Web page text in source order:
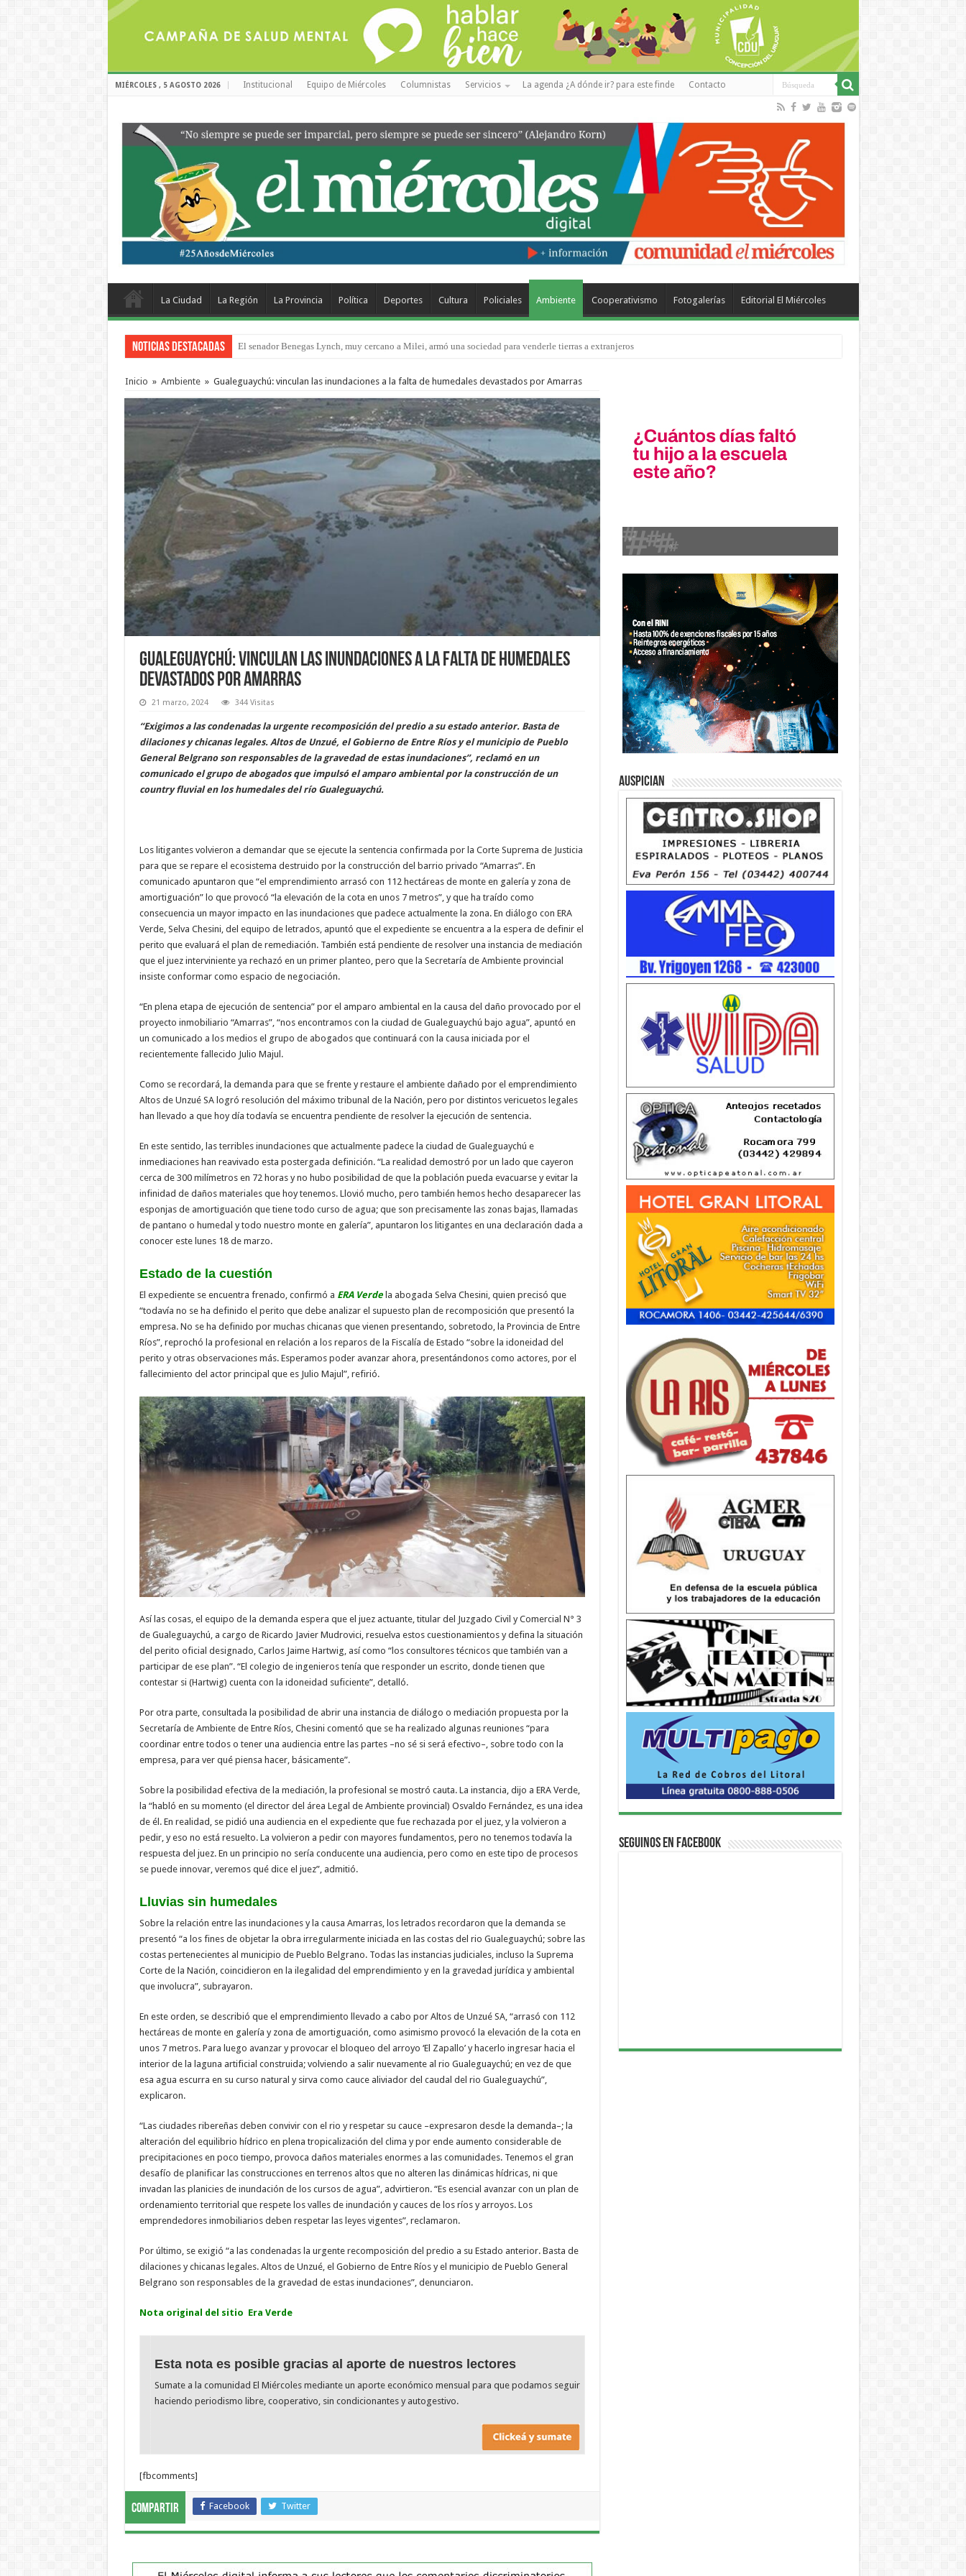
MIÉRCOLES , 5 AGOSTO 2026 Institucional Equipo de Miércoles Columnistas Servicios La agenda ¿A dónde ir? para este finde Contacto
La Ciudad La Región La Provincia Política Deportes Cultura Policiales Ambiente Cooperativismo Fotogalerías Editorial El Miércoles
Noticias Destacadas El gobierno baja el capítulo de extranjerización de tierras
Inicio » Ambiente » Gualeguaychú: vinculan las inundaciones a la falta de humedales devastados por Amarras
Gualeguaychú: vinculan las inundaciones a la falta de humedales
devastados por Amarras
21 marzo, 2024 344 Visitas
“Exigimos a las condenadas la urgente recomposición del predio a su estado anterior. Basta de
dilaciones y chicanas legales. Altos de Unzué, el Gobierno de Entre Ríos y el municipio de Pueblo
General Belgrano son responsables de la gravedad de estas inundaciones”, reclamó en un
comunicado el grupo de abogados que impulsó el amparo ambiental por la construcción de un
country fluvial en los humedales del río Gualeguaychú.
Los litigantes volvieron a demandar que se ejecute la sentencia confirmada por la Corte Suprema de Justicia
para que se repare el ecosistema destruido por la construcción del barrio privado “Amarras”. En
comunicado apuntaron que “el emprendimiento arrasó con 112 hectáreas de monte en galería y zona de
amortiguación” lo que provocó “la elevación de la cota en unos 7 metros”, y que ha traído como
consecuencia un mayor impacto en las inundaciones que padece actualmente la zona. En diálogo con ERA
Verde, Selva Chesini, del equipo de letrados, apuntó que el expediente se encuentra a la espera de definir el
perito que evaluará el plan de remediación. También está pendiente de resolver una instancia de mediación
que el juez interviniente ya rechazó en un primer planteo, pero que la Secretaría de Ambiente provincial
insiste conformar como espacio de negociación.
“En plena etapa de ejecución de sentencia” por el amparo ambiental en la causa del daño provocado por el
proyecto inmobiliario “Amarras”, “nos encontramos con la ciudad de Gualeguaychú bajo agua”, apuntó en
un comunicado a los medios el grupo de abogados que continuará con la causa iniciada por el
recientemente fallecido Julio Majul.
Como se recordará, la demanda para que se frente y restaure el ambiente dañado por el emprendimiento
Altos de Unzué SA logró resolución del máximo tribunal de la Nación, pero por distintos vericuetos legales
han llevado a que hoy día todavía se encuentra pendiente de resolver la ejecución de sentencia.
En este sentido, las terribles inundaciones que actualmente padece la ciudad de Gualeguaychú e
inmediaciones han reavivado esta postergada definición. “La realidad demostró por un lado que cayeron
cerca de 300 milímetros en 72 horas y no hubo posibilidad de que la población pueda evacuarse y evitar la
infinidad de daños materiales que hoy tenemos. Llovió mucho, pero también hemos hecho desaparecer las
esponjas de amortiguación que tiene todo curso de agua; que son precisamente las zonas bajas, llamadas
de pantano o humedal y todo nuestro monte en galería”, apuntaron los litigantes en una declaración dada a
conocer este lunes 18 de marzo.
Estado de la cuestión
El expediente se encuentra frenado, confirmó a ERA Verdela abogada Selva Chesini, quien precisó que
“todavía no se ha definido el perito que debe analizar el supuesto plan de recomposición que presentó la
empresa. No se ha definido por muchas chicanas que vienen presentando, sobretodo, la Provincia de Entre
Ríos”, reprochó la profesional en relación a los reparos de la Fiscalía de Estado “sobre la idoneidad del
perito y otras observaciones más. Esperamos poder avanzar ahora, presentándonos como actores, por el
fallecimiento del actor principal que es Julio Majul”, refirió.
Así las cosas, el equipo de la demanda espera que el juez actuante, titular del Juzgado Civil y Comercial N° 3
de Gualeguaychú, a cargo de Ricardo Javier Mudrovici, resuelva estos cuestionamientos y defina la situación
del perito oficial designado, Carlos Jaime Hartwig, así como “los consultores técnicos que también van a
participar de ese plan”. “El colegio de ingenieros tenía que responder un escrito, donde tienen que
contestar si (Hartwig) cuenta con la idoneidad suficiente”, detalló.
Por otra parte, consultada la posibilidad de abrir una instancia de diálogo o mediación propuesta por la
Secretaría de Ambiente de Entre Ríos, Chesini comentó que se ha realizado algunas reuniones “para
coordinar entre todos o tener una audiencia entre las partes –no sé si será efectivo–, sobre todo con la
empresa, para ver qué piensa hacer, básicamente”.
Sobre la posibilidad efectiva de la mediación, la profesional se mostró cauta. La instancia, dijo a ERA Verde,
la “habló en su momento (el director del área Legal de Ambiente provincial) Osvaldo Fernández, es una idea
de él. En realidad, se pidió una audiencia en el expediente que fue rechazada por el juez, y la volvieron a
pedir, y eso no está resuelto. La volvieron a pedir con mayores fundamentos, pero no tenemos todavía la
respuesta del juez. En un principio no sería conducente una audiencia, pero como en este tipo de procesos
se puede innovar, veremos qué dice el juez”, admitió.
Lluvias sin humedales
Sobre la relación entre las inundaciones y la causa Amarras, los letrados recordaron que la demanda se
presentó “a los fines de objetar la obra irregularmente iniciada en las costas del rio Gualeguaychú; sobre las
costas pertenecientes al municipio de Pueblo Belgrano. Todas las instancias judiciales, incluso la Suprema
Corte de la Nación, coincidieron en la ilegalidad del emprendimiento y en la gravedad jurídica y ambiental
que involucra”, subrayaron.
En este orden, se describió que el emprendimiento llevado a cabo por Altos de Unzué SA, “arrasó con 112
hectáreas de monte en galería y zona de amortiguación, como asimismo provocó la elevación de la cota en
unos 7 metros. Para luego avanzar y provocar el bloqueo del arroyo ‘El Zapallo’ y hacerlo ingresar hacia el
interior de la laguna artificial construida; volviendo a salir nuevamente al rio Gualeguaychú; en vez de que
esa agua escurra en su curso natural y sirva como cauce aliviador del caudal del rio Gualeguaychú”,
explicaron.
“Las ciudades ribereñas deben convivir con el rio y respetar su cauce –expresaron desde la demanda–; la
alteración del equilibrio hídrico en plena tropicalización del clima y por ende aumento considerable de
precipitaciones en poco tiempo, provoca daños materiales enormes a las comunidades. Tenemos el gran
desafío de planificar las construcciones en terrenos altos que no alteren las dinámicas hídricas, ni que
invadan las planicies de inundación de los cursos de agua”, advirtieron. “Es esencial avanzar con un plan de
ordenamiento territorial que respete los valles de inundación y cauces de los ríos y arroyos. Los
emprendedores inmobiliarios deben respetar las leyes vigentes”, reclamaron.
Por último, se exigió “a las condenadas la urgente recomposición del predio a su Estado anterior. Basta de
dilaciones y chicanas legales. Altos de Unzué, el Gobierno de Entre Ríos y el municipio de Pueblo General
Belgrano son responsables de la gravedad de estas inundaciones”, denunciaron.
Nota original del sitio Era Verde
Esta nota es posible gracias al aporte de nuestros lectores
Sumate a la comunidad El Miércoles mediante un aporte económico mensual para que podamos seguir
haciendo periodismo libre, cooperativo, sin condicionantes y autogestivo.
[fbcomments]
Compartir Facebook Twitter
Auspician
Seguinos en Facebook